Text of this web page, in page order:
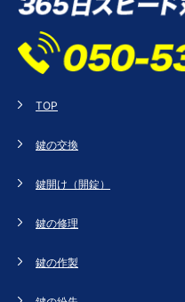
TOP
鍵の交換
鍵開け（開錠）
鍵の修理
鍵の作製